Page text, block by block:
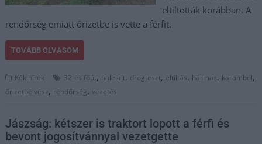
eltiltották korábban. A
rendőrség emiatt őrizetbe is vette a férfit.
TOVÁBB OLVASOM
Kék hírek 32-es főút, baleset, drogteszt, eltiltás, hármas, karambol,
őrizetbe vesz, rendőrség,vezetés
Jászság: kétszer is traktort lopott a férfi és
bevont jogosítvánnyal vezetgette